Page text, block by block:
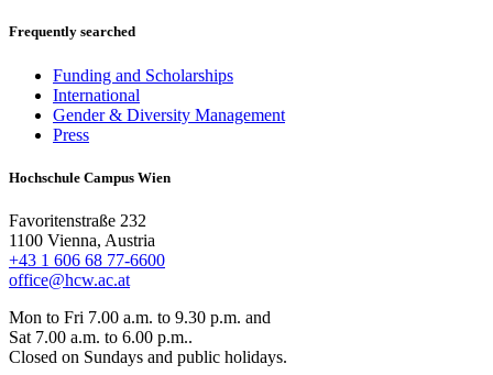
Frequently searched
Funding and Scholarships
International
Gender & Diversity Management
Press
Hochschule Campus Wien
Favoritenstraße 232
1100 Vienna, Austria
+43 1 606 68 77-6600
office@hcw.ac.at
Mon to Fri 7.00 a.m. to 9.30 p.m. and
Sat 7.00 a.m. to 6.00 p.m..
Closed on Sundays and public holidays.